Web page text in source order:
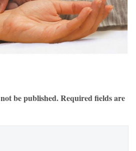
be published. Required fields are